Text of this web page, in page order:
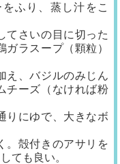
ふり、蒸し汁をこ
さいの目に切った
ガラスープ（顆粒）
、バジルのみじん
チーズ（なければ粉
りにゆで、大きなボ
殻付きのアサリを
ても良い。